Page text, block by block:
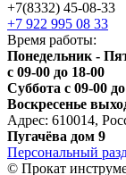
+7(8332) 45-08-33
+7 922 995 08 33
Время работы:
Понедельник -
с 09-00 до 18-00
Суббота с 09-00
Воскресенье
Адрес: 610014,
Пугачёва дом 9
Персональный
© Прокат